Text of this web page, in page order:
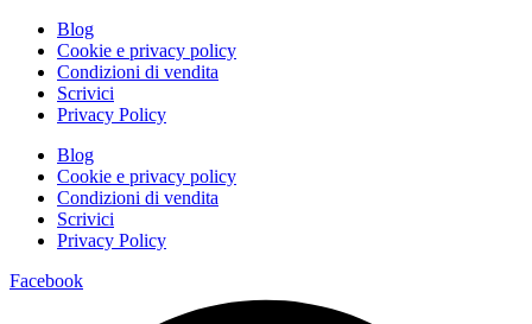
Blog
Cookie e privacy policy
Condizioni di vendita
Scrivici
Privacy Policy
Blog
Cookie e privacy policy
Condizioni di vendita
Scrivici
Privacy Policy
Facebook